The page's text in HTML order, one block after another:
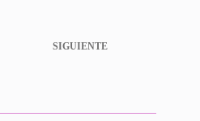
SIGUIENTE